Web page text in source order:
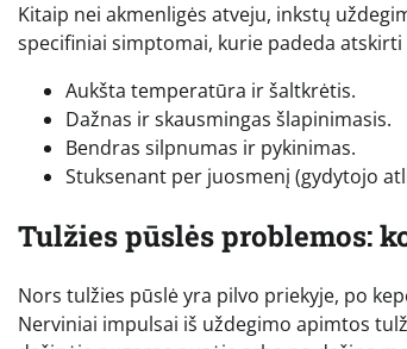
Kitaip nei akmenligės atveju, inkstų
specifiniai simptomai, kurie padeda
Aukšta temperatūra ir šaltkrėtis.
Dažnas ir skausmingas šlapinimasis.
Bendras silpnumas ir pykinimas.
Stuksenant per juosmenį (gydytojo
Tulžies pūslės problemos:
Nors tulžies pūslė yra pilvo priekyje, po
Nerviniai impulsai iš uždegimo apimtos